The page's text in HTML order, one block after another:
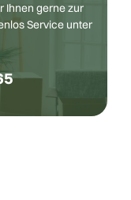
Ihnen gerne zur
Service unter